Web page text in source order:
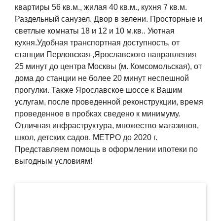
квартиры 56 кв.м., жилая 40 кв.м., кухня 7 кв.м.
Раздельный санузел. Двор в зелени. Просторные и
светлые комнаты 18 и 12 и 10 м.кв.. Уютная
кухня.Удобная транспортная доступность, от
станции Перловская ,Ярославского направления
25 минут до центра Москвы (м. Комсомольская), от
дома до станции не более 20 минут неспешной
прогулки. Также Ярославское шоссе к Вашим
услугам, после проведенной реконструкции, время
проведенное в пробках сведено к минимуму.
Отличная инфраструктура, множество магазинов,
школ, детских садов. МЕТРО до 2020 г.
Представляем помощь в оформлении ипотеки по
выгодным условиям!